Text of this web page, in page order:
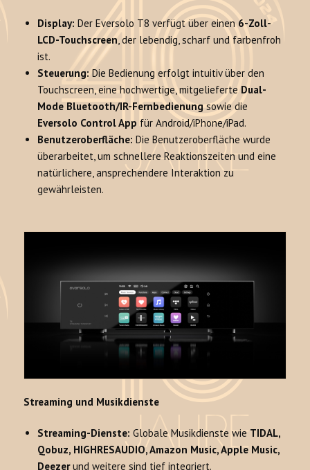
Display: Der Eversolo T8 verfügt über einen6-Zoll-
LCD-Touchscreen, der lebendig, scharf und farbenfroh
ist.
Steuerung: Die Bedienung erfolgt intuitiv über den
Touchscreen, eine hochwertige, mitgelieferte Dual-
Mode Bluetooth/IR-Fernbedienungsowie die
Eversolo Control App für Android/iPhone/iPad.
Benutzeroberfläche: Die Benutzeroberfläche wurde
überarbeitet, um schnellere Reaktionszeiten und eine
natürlichere, ansprechendere Interaktion zu
gewährleisten.
Streaming und Musikdienste
Streaming-Dienste: Globale Musikdienste wieTIDAL,
Qobuz, HIGHRESAUDIO, Amazon Music, Apple Music,
Deezerund weitere sind tief integriert.